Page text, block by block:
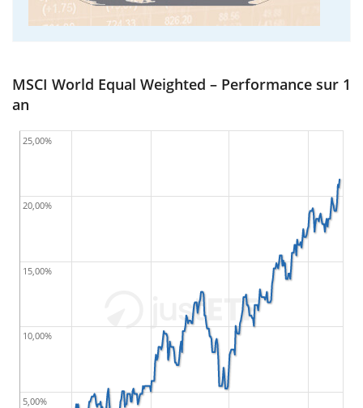
MSCI World Equal Weighted – Performance sur 1
an
5,00%
10,00%
15,00%
20,00%
25,00%